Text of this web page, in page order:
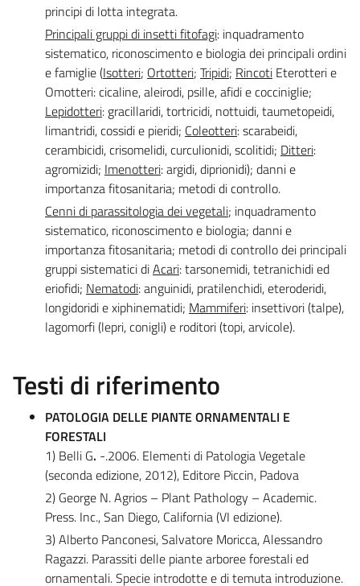
principi di lotta integrata.
Principali gruppi di insetti fitofagi: inquadramento
sistematico, riconoscimento e biologia dei principali ordini
e famiglie (Isotteri; Ortotteri; Tripidi; Rincoti Eterotteri e
Omotteri: cicaline, aleirodi, psille, afidi e cocciniglie;
Lepidotteri: gracillaridi, tortricidi, nottuidi, taumetopeidi,
limantridi, cossidi e pieridi; Coleotteri: scarabeidi,
cerambicidi, crisomelidi, curculionidi, scolitidi; Ditteri:
agromizidi; Imenotteri: argidi, diprionidi); danni e
importanza fitosanitaria; metodi di controllo.
Cenni di parassitologia dei vegetali; inquadramento
sistematico, riconoscimento e biologia; danni e
importanza fitosanitaria; metodi di controllo dei principali
gruppi sistematici diAcari: tarsonemidi, tetranichidi ed
eriofidi; Nematodi: anguinidi, pratilenchidi, eteroderidi,
longidoridi e xiphinematidi; Mammiferi: insettivori (talpe),
lagomorfi (lepri, conigli) e roditori (topi, arvicole).
Testi di riferimento
PATOLOGIA DELLE PIANTE ORNAMENTALI E
FORESTALI
1) Belli G. -.2006. Elementi di Patologia Vegetale
(seconda edizione, 2012), Editore Piccin, Padova
2) George N. Agrios – Plant Pathology – Academic.
Press. Inc., San Diego, California (VI edizione).
3) Alberto Panconesi, Salvatore Moricca, Alessandro
Ragazzi. Parassiti delle piante arboree forestali ed
ornamentali. Specie introdotte e di temuta introduzione.